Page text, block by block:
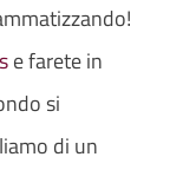
e farete in
si
di un